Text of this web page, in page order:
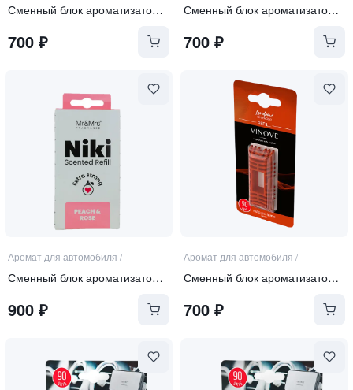
Сменный блок ароматизатора MILAN
700 ₽
Сменный блок ароматизатора MONACO
700₽
Аромат для автомобиля /
Сменный блок ароматизатора "PEACH&ROSE"
900 ₽
Аромат для автомобиля /
Сменный блок ароматизатора LONDON
700₽